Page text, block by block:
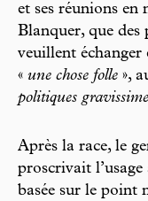
et ses réunions
Blanquer, que des
veuillent échanger
« une chose folle »,
politiques
Après la race, le
proscrivait l’usage
basée sur le point